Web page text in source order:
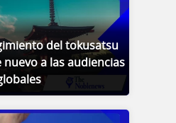
del tokusatsu
nuevo a las audiencias